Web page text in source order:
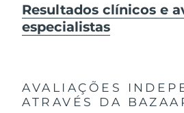
Resultados clínicos e
especialistas
AVALIAÇÕES
ATRAVÉS DA